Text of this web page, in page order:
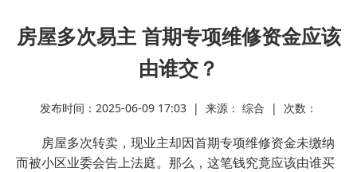
房屋多次易主 首期专项维修资金应该
由谁交？
发布时间：2025-06-09 17:03 | 来源： 综合 | 次数：
房屋多次转卖，现业主却因首期专项维修资金未缴纳
而被小区业委会告上法庭。那么，这笔钱究竟应该由谁买